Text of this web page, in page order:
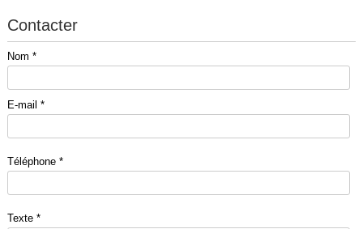
Contacter
Nom *
E-mail *
Téléphone *
Texte *